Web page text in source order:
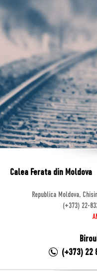
Calea Ferata din Moldova
Republica Moldova,
(+373) 22-
(+373) 22